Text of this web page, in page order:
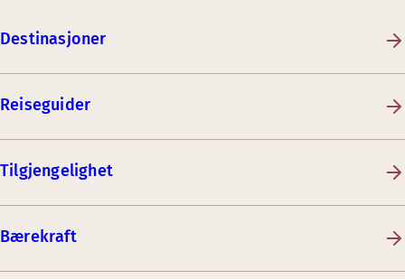
Destinasjoner
Reiseguider
Tilgjengelighet
Bærekraft